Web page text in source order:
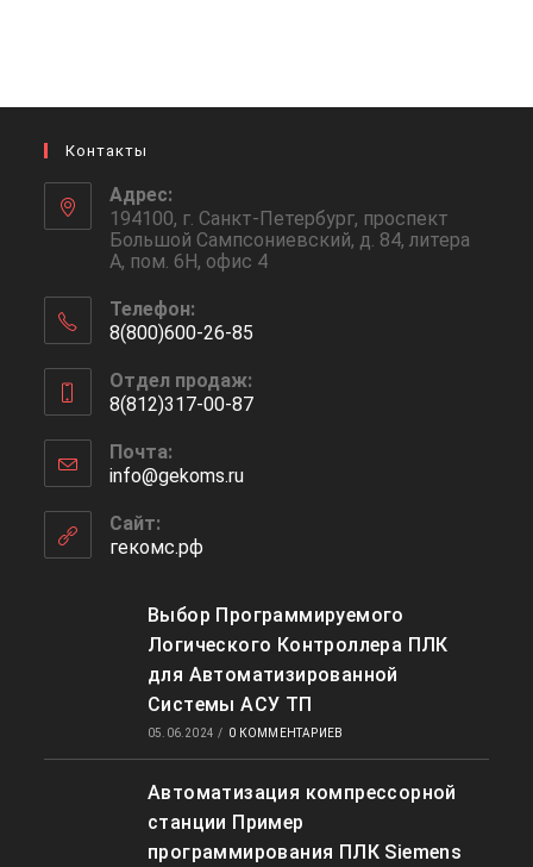
Контакты
Адрес:
194100, г. Санкт-Петербург, проспект
Большой Сампсониевский, д. 84, литера
А, пом. 6Н, офис 4
Телефон:
8(800)600-26-85
в
вашем
приложении
Отдел продаж:
8(812)317-00-87
в
вашем
приложении
Почта:
info@gekoms.ruОткроется
Сайт:
гекомс.рф
Выбор Программируемого
Логического Контроллера ПЛК
для Автоматизированной
Системы АСУ ТП
05.06.2024 / 0 КОММЕНТАРИЕВ
Автоматизация компрессорной
станции Пример
программирования ПЛК Siemens